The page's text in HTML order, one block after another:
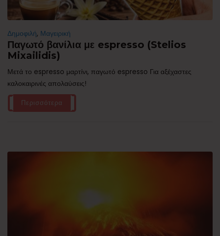
Δημοφιλή, Μαγειρική
Παγωτό βανίλια με espresso (Stelios
Mixailidis)
Μετά το espresso μαρτίνι, παγωτό espresso Για αξέχαστες
καλοκαιρινές απολαύσεις!
Περισσότερα